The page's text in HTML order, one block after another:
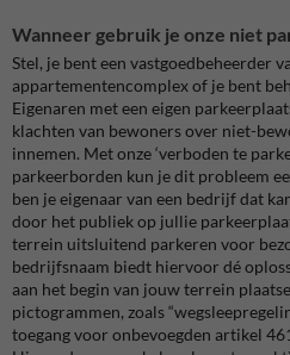
Wanneer gebruik je onze niet
Stel, je bent een vastgoedbeheerder
appartementencomplex of je bent
Eigenaren met een eigen
klachten van bewoners over niet-
innemen. Met onze ‘verboden te
parkeerborden kun je dit probleem
ben je eigenaar van een bedrijf dat
door het publiek op jullie
terrein uitsluitend parkeren voor
bedrijfsnaam biedt hiervoor dé
aan het begin van jouw terrein
pictogrammen, zoals
toegang voor onbevoegden artikel